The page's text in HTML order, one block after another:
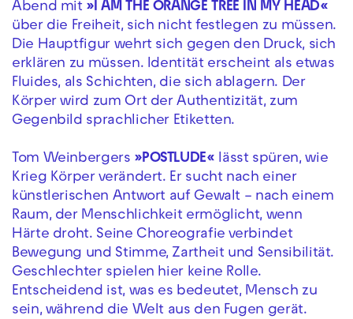
Abend mit »I AM THE ORANGE TREE IN MY HEAD«
über die Freiheit, sich nicht festlegen zu müssen.
Die Hauptfigur wehrt sich gegen den Druck, sich
erklären zu müssen. Identität erscheint als etwas
Fluides, als Schichten, die sich ablagern. Der
Körper wird zum Ort der Authentizität, zum
Gegenbild sprachlicher Etiketten.
Tom Weinbergers »POSTLUDE« lässt spüren, wie
Krieg Körper verändert. Er sucht nach einer
künstlerischen Antwort auf Gewalt – nach einem
Raum, der Menschlichkeit ermöglicht, wenn
Härte droht. Seine Choreografie verbindet
Bewegung und Stimme, Zartheit und Sensibilität.
Geschlechter spielen hier keine Rolle.
Entscheidend ist, was es bedeutet, Mensch zu
sein, während die Welt aus den Fugen gerät.